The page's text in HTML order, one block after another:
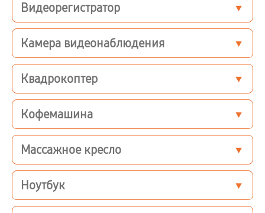
Видеорегистратор
Камера видеонаблюдения
Квадрокоптер
Кофемашина
Массажное кресло
Ноутбук